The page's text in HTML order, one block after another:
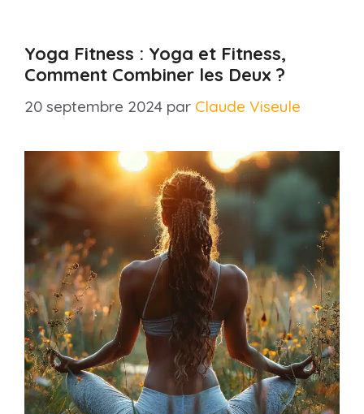
Yoga Fitness : Yoga et Fitness,
Comment Combiner les Deux ?
20 septembre 2024 par Claude Viseule